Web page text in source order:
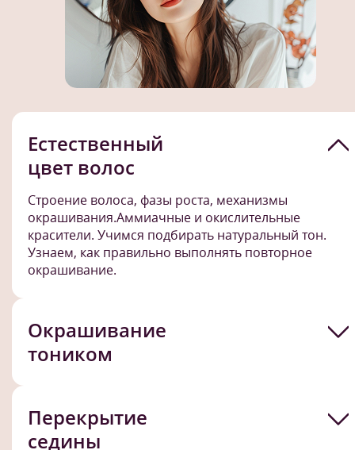
Естественный
цвет волос
Строение волоса, фазы роста, механизмы
окрашивания.Аммиачные и окислительные
красители. Учимся подбирать натуральный тон.
Узнаем, как правильно выполнять повторное
окрашивание.
Окрашивание
тоником
Перекрытие
седины